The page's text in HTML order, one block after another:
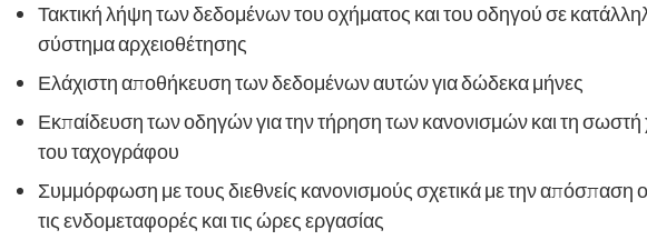
Τακτική λήψη των δεδομένων του οχήματος και του οδηγού σε
σύστημα αρχειοθέτησης
Ελάχιστη αποθήκευση των δεδομένων αυτών για δώδεκα μήνες
Εκπαίδευση των οδηγών για την τήρηση των κανονισμών και τη
του ταχογράφου
Συμμόρφωση με τους διεθνείς κανονισμούς σχετικά με την απόσπαση
τις ενδομεταφορές και τις ώρες εργασίας